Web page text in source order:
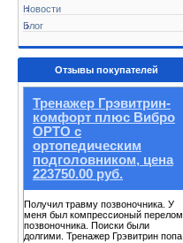
Новости
Блог
Отзывы покупателей
Тренажер Грэвитрин-
комфорт плюс Вибро
ОРТО с
ортопедическим
подголовником, цена
223750.00 руб.
Получил травму позвоночника. У
меня был компрессионый перелом
позвоночника. Поиски были
долгими. Тренажер Грэвитрин попа